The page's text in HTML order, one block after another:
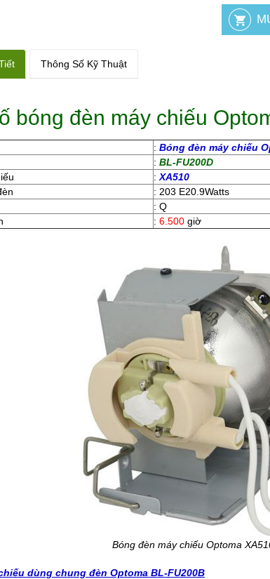
Thông Số Kỹ Thuật
bóng đèn máy chiếu
: Bóng đèn máy chiếu
: BL-FU200D
: XA510
: 203 E20.9Watts
: Q
: 6.500 giờ
Bóng đèn máy chiếu Optoma
dùng chung đèn Optoma BL-FU200B